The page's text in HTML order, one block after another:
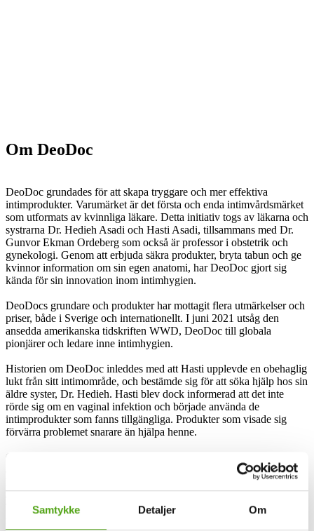
Samtykke Detaljer Om
Om DeoDoc
DeoDoc grundades för att skapa tryggare och mer effektiva
intimprodukter. Varumärket är det första och enda intimvårdsmärket
som utformats av kvinnliga läkare. Detta initiativ togs av läkarna och
systrarna Dr. Hedieh Asadi och Hasti Asadi, tillsammans med Dr.
Gunvor Ekman Ordeberg som också är professor i obstetrik och
gynekologi. Genom att erbjuda säkra produkter, bryta tabun och ge
kvinnor information om sin egen anatomi, har DeoDoc gjort sig
kända för sin innovation inom intimhygien.
DeoDocs grundare och produkter har mottagit flera utmärkelser och
priser, både i Sverige och internationellt. I juni 2021 utsåg den
ansedda amerikanska tidskriften WWD, DeoDoc till globala
pionjärer och ledare inne intimhygien.
Historien om DeoDoc inleddes med att Hasti upplevde en obehaglig
lukt från sitt intimområde, och bestämde sig för att söka hjälp hos sin
äldre syster, Dr. Hedieh. Hasti blev dock informerad att det inte
rörde sig om en vaginal infektion och började använda de
intimprodukter som fanns tillgängliga. Produkter som visade sig
förvärra problemet snarare än hjälpa henne.
Genom sin forskning kom Dr. Hedieh fram till att svettkörtlarna som
är belägna i vulvaområdet är likadana de som finns i armhålorna.
Detta ledde henne till insikten att de apokrina svettkörtlarna är
ansvariga för den karaktäristiska svettdoft som Hasti upplevde.
Tillsammans med Dr. Gunvor insåg de att de existerande
intimvårdsprodukterna globalt sett innehöll felaktiga ingredienser